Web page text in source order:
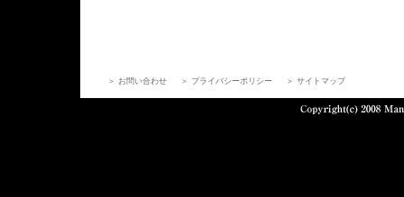
＞ お問い合わせ ＞ プライバシーポリシー ＞ サイトマップ